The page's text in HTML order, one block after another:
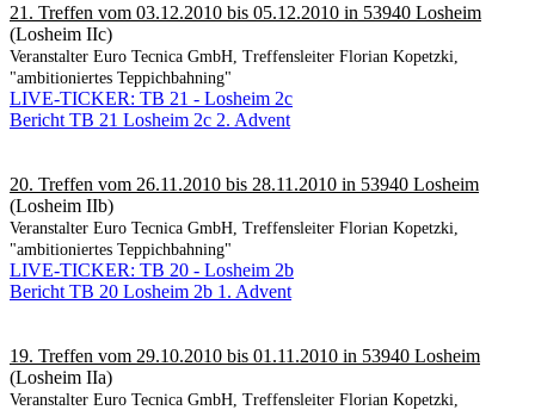
21. Treffen vom 03.12.2010 bis 05.12.2010 in 53940 Losheim
(Losheim IIc)
Veranstalter Euro Tecnica GmbH, Treffensleiter Florian Kopetzki,
"ambitioniertes Teppichbahning"
LIVE-TICKER: TB 21 - Losheim 2c
Bericht TB 21 Losheim 2c 2. Advent
20. Treffen vom 26.11.2010 bis 28.11.2010 in 53940 Losheim
(Losheim IIb)
Veranstalter Euro Tecnica GmbH, Treffensleiter Florian Kopetzki,
"ambitioniertes Teppichbahning"
LIVE-TICKER: TB 20 - Losheim 2b
Bericht TB 20 Losheim 2b 1. Advent
19. Treffen vom 29.10.2010 bis 01.11.2010 in 53940 Losheim
(Losheim IIa)
Veranstalter Euro Tecnica GmbH, Treffensleiter Florian Kopetzki,